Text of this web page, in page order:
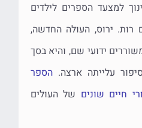
למצעד הספרים לילדים
רות. ירוס, העולה החדשה,
ידועי שם, והיא בסך
עלייתה ארצה.הספר
חיים שונים של העולים